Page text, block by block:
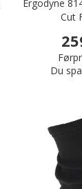
Ergodyne
Cut
Du